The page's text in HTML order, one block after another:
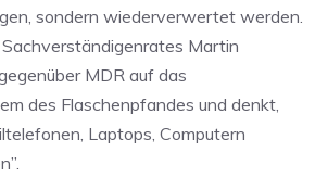
sondern wiederverwertet werden.
Martin
MDR auf das
des Flaschenpfandes und denkt,
Laptops, Computern